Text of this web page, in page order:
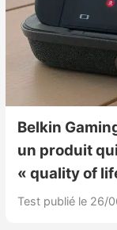
Belkin
un produit
« quality of
Test publié le 26/